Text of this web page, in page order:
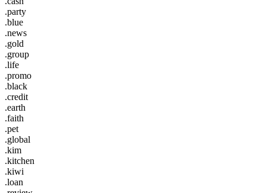
.party
.blue
.news
.gold
.group
.life
.promo
.black
.credit
.earth
.faith
.pet
.global
.kim
.kitchen
.kiwi
.loan